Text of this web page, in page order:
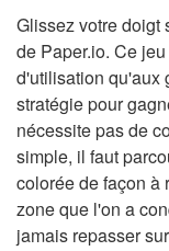
Glissez votre doigt
de Paper.io. Ce
d'utilisation qu'aux
stratégie pour
nécessite pas de
simple, il faut
colorée de façon à
zone que l'on a
jamais repasser